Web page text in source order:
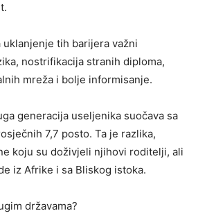
uklanjenje tih barijera važni
nostrifikacija stranih diploma,
mreža i bolje informisanje.
generacija useljenika suočava sa
7,7 posto. Ta je razlika,
koju su doživjeli njihovi roditelji, ali
iz Afrike i sa Bliskog istoka.
državama?